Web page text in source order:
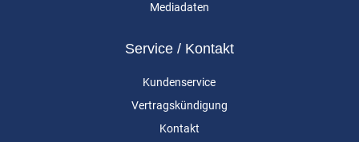
Mediadaten
Service / Kontakt
Kundenservice
Vertragskündigung
Kontakt